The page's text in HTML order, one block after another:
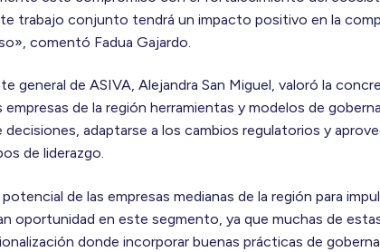
trabajo conjunto tendrá un impacto positivo en la
comentó Fadua Gajardo.
general de ASIVA, Alejandra San Miguel, valoró la
empresas de la región herramientas y modelos de
adaptarse a los cambios regulatorios y
de liderazgo.
de las empresas medianas de la región para
oportunidad en este segmento, ya que muchas de
donde incorporar buenas prácticas de